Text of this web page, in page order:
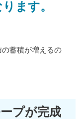
ます。
蓄積が増えるの
プが完成